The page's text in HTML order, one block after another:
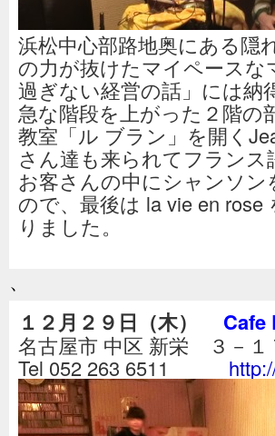
浜松中心部路地奥にある隠
の力が抜けたマイペース
過ぎない経営の話」には納
急な階段を上がった２階の
教室「ル ブラン」を開く
さん達も来られてフラン
お客さんの中にシャンソ
ので、最後は la vie en
りました。
、
１２月２９日（木） Cafe
名古屋市 中区 新栄 ３－１
Tel 052 263 6511